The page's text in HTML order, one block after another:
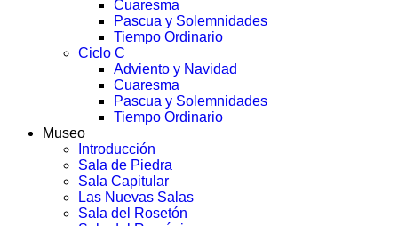
Cuaresma
Pascua y Solemnidades
Tiempo Ordinario
Ciclo C
Adviento y Navidad
Cuaresma
Pascua y Solemnidades
Tiempo Ordinario
Museo
Introducción
Sala de Piedra
Sala Capitular
Las Nuevas Salas
Sala del Rosetón